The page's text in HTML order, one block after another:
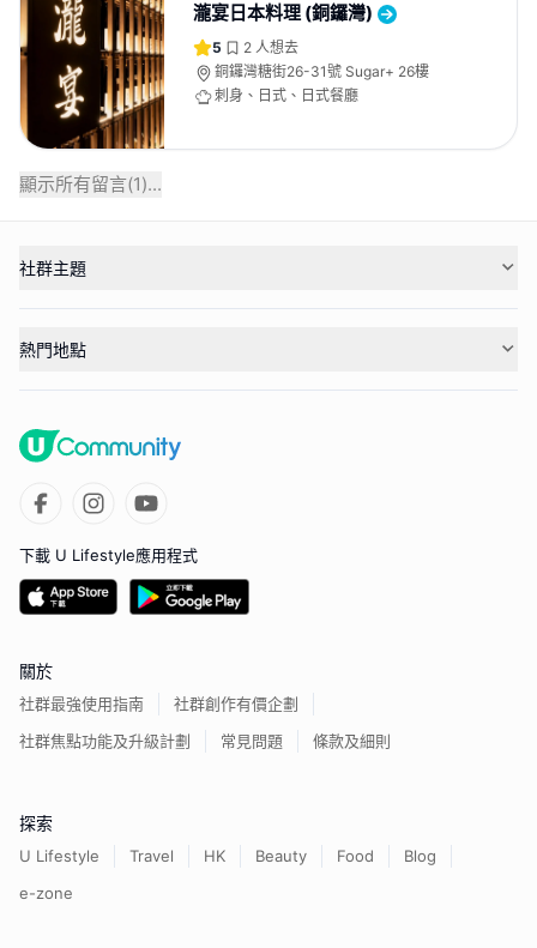
瀧宴日本料理 (銅鑼灣)
5 2 人想去
銅鑼灣糖街26-31號 Sugar+ 26樓
刺身、日式、日式餐廳
顯示所有留言(1)...
社群主題
熱門地點
下載 U Lifestyle應用程式
關於
社群最強使用指南
社群創作有價企劃
社群焦點功能及升級計劃
常見問題 條款及細則
探索
U Lifestyle Travel HK Beauty Food
Blog
e-zone